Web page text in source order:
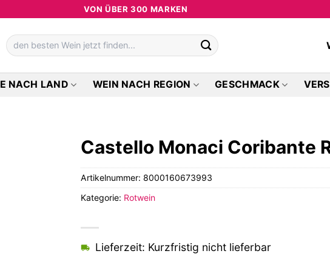
VON ÜBER 300 MARKEN
Suchen
nach:
NACH LAND WEIN NACH REGION GESCHMACK
Castello Monaci Coribante
Lieferzeit: Kurzfristig nicht lieferbar
Artikelnummer: 8000160673993
Kategorie: Rotwein